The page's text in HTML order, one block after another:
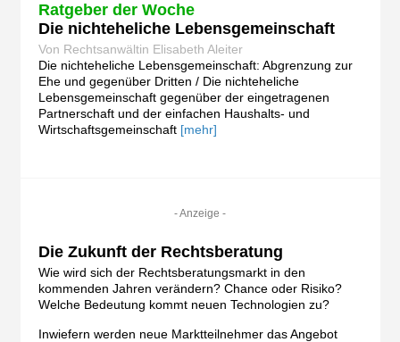
Ratgeber der Woche
Die nichteheliche Lebensgemeinschaft
Von Rechtsanwältin Elisabeth Aleiter
Die nichteheliche Lebensgemeinschaft: Abgrenzung zur
Ehe und gegenüber Dritten / Die nichteheliche
Lebensgemeinschaft gegenüber der eingetragenen
Partnerschaft und der einfachen Haushalts- und
Wirtschaftsgemeinschaft [mehr]
- Anzeige -
Die Zukunft der Rechtsberatung
Wie wird sich der Rechtsberatungsmarkt in den
kommenden Jahren verändern? Chance oder Risiko?
Welche Bedeutung kommt neuen Technologien zu?
Inwiefern werden neue Marktteilnehmer das Angebot